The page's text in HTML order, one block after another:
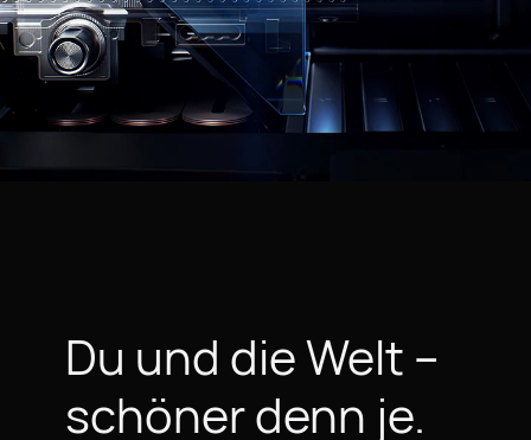
Du und die Welt –
schönerdenn je.